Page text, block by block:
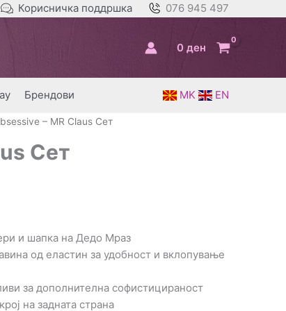
Корисничка поддршка 076 945 497
0 ден
Брендови MK EN
– MR Claus Сет
Сет
и шапка на Дедо Мраз
од еластин за удобност и вклопување
за дополнителна софистицираност
на задната страна